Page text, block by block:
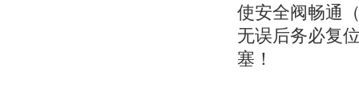
使安全阀畅通
无误后务必复
塞！